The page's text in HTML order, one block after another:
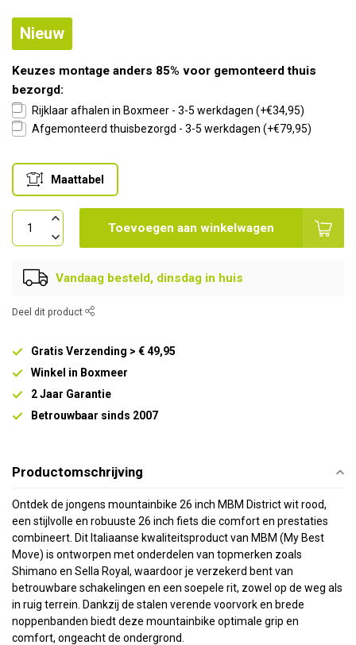
Nieuw
Keuzes montage anders 85% voor gemonteerd thuis
bezorgd:
Rijklaar afhalen in Boxmeer - 3-5 werkdagen (+€34,95)
Afgemonteerd thuisbezorgd - 3-5 werkdagen (+€79,95)
Maattabel
Toevoegen aan winkelwagen
Vandaag besteld, dinsdag in huis
Deel dit product
Gratis Verzending > € 49,95
Winkel in Boxmeer
2 Jaar Garantie
Betrouwbaar sinds 2007
Productomschrijving
Ontdek de jongens mountainbike 26 inch MBM District wit rood,
een stijlvolle en robuuste 26 inch fiets die comfort en prestaties
combineert. Dit Italiaanse kwaliteitsproduct van MBM (My Best
Move) is ontworpen met onderdelen van topmerken zoals
Shimano en Sella Royal, waardoor je verzekerd bent van
betrouwbare schakelingen en een soepele rit, zowel op de weg als
in ruig terrein. Dankzij de stalen verende voorvork en brede
noppenbanden biedt deze mountainbike optimale grip en
comfort, ongeacht de ondergrond.